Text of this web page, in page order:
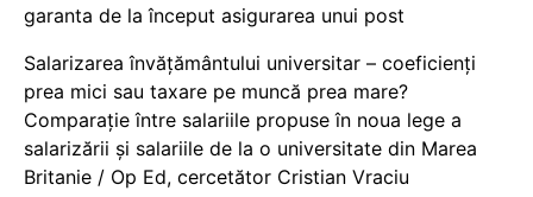
garanta de la început asigurarea unui post
Salarizarea învățământului universitar – coeficienți
prea mici sau taxare pe muncă prea mare?
Comparație între salariile propuse în noua lege a
salarizării și salariile de la o universitate din Marea
Britanie / Op Ed, cercetător Cristian Vraciu